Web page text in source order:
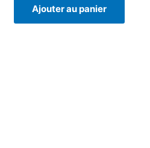
Ajouter au panier